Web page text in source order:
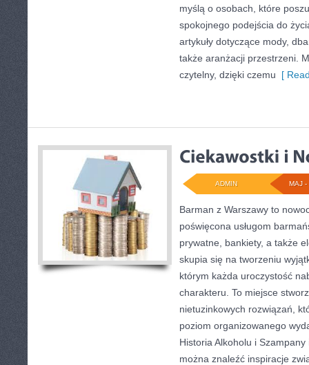
myślą o osobach, które
spokojnego podejścia do
artykuły dotyczące mody,
także aranżacji przestrzeni.
czytelny, dzięki czemu [
MAJ -
ADMIN
Barman z Warszawy to
poświęcona usługom
prywatne, bankiety, a także
skupia się na tworzeniu
którym każda uroczystość
charakteru. To miejsce
nietuzinkowych rozwiązań,
poziom organizowanego
Historia Alkoholu i
można znaleźć inspiracje